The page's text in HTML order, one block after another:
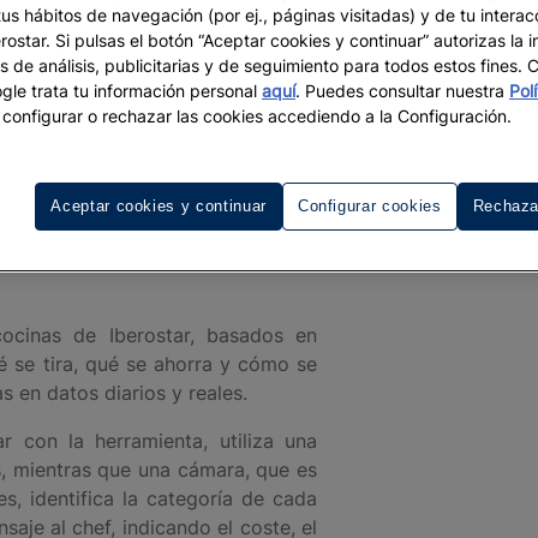
la comida y en Iberostar queremos contribuir a que no
alimentarios, ponemos en marcha este innovador
Estamos convencidos de que el uso de
los impactos climáticos, a conseguir nuestros
de Iberostar, basados en
se tira, qué se ahorra y cómo se
en datos diarios y reales.
con la herramienta, utiliza una
que una cámara, que es
identifica la categoría de cada
al chef, indicando el coste, el
hábitos de navegación (por ej., páginas visitadas) y de tu
Si pulsas el botón “Aceptar cookies y continuar” autorizas la
de análisis, publicitarias y de seguimiento para todos estos fines.
trata tu información personal aquí. Puedes consultar nuestra
o rechazar las cookies accediendo a la Configuración.
Configurar cookies
Aceptar cookies y continuar